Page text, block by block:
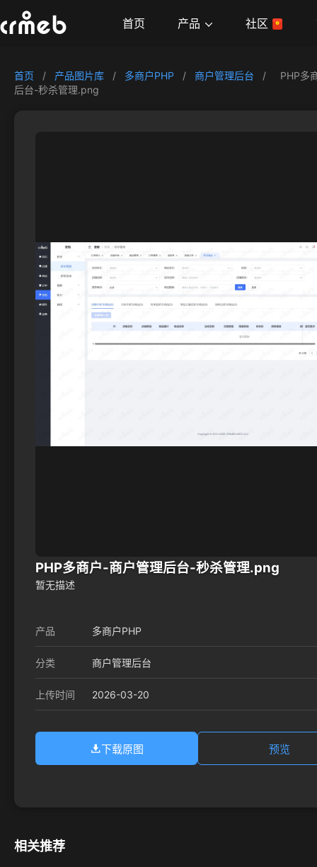
首页 产品 社区
首页 / 产品图片库 / 多商户PHP / 商户管理后台 /
PHP多
后台-秒杀管理.png
PHP多商户-商户管理后台-秒杀管理.png
暂无描述
产品 多商户PHP
分类 商户管理后台
上传时间 2026-03-20
下载原图 预览
相关推荐